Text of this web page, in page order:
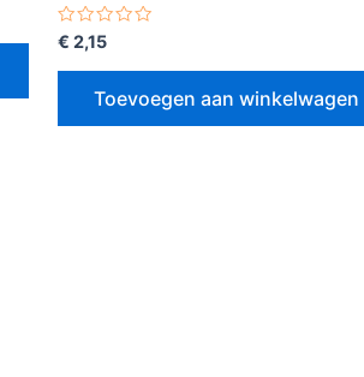
Gewaardeerd
0
uit
€ 2,15
Toevoegen aan winkelwagen